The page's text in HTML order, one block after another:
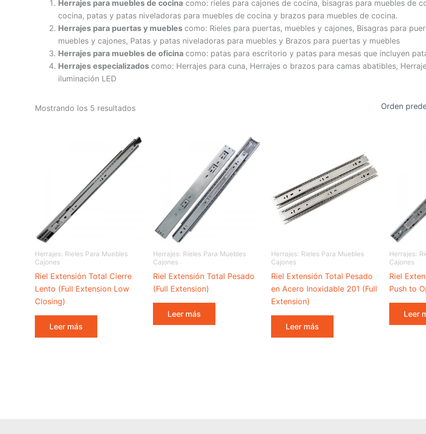
Herrajes para muebles de cocina como: rieles para cajones de cocina, bisagras para muebles de
cocina, patas y patas niveladoras para muebles de cocina y brazos para muebles de cocina.
Herrajes para puertas y muebles como: Rieles para puertas, muebles y cajones, Bisagras para
muebles y cajones, Patas y patas niveladoras para muebles y Brazos para puertas y muebles
Herrajes para muebles de oficina como: patas para escritorio y patas para mesas que incluyen
Herrajes especializados como: Herrajes para cuna, Herrajes o brazos para camas abatibles,
iluminación LED
Mostrando los 5 resultados
Herrajes: Rieles Para Muebles
Cajones
Riel Extensión Total Cierre
Lento (Full Extension Low
Closing)
Leer más
Herrajes: Rieles Para Muebles
Cajones
Riel Extensión Total Pesado
(Full Extension)
Leer más
Herrajes: Rieles Para Muebles
Cajones
Riel Extensión Total Pesado
en Acero Inoxidable 201 (Full
Extension)
Leer más
Herrajes:
Cajones
Riel
Push to
Leer